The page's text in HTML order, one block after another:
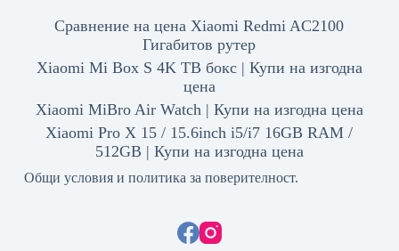
Сравнение на цена Xiaomi Redmi AC2100
Гигабитов рутер
Xiaomi Mi Box S 4K ТВ бокс | Купи на изгодна
цена
Xiaomi MiBro Air Watch | Купи на изгодна цена
Xiaomi Pro X 15 / 15.6inch i5/i7 16GB RAM /
512GB | Купи на изгодна цена
Общи условия и политика за поверителност.